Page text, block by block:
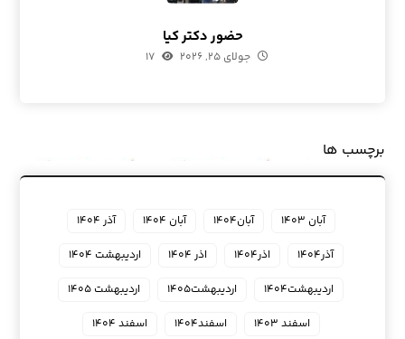
حضور دکتر کیا
جولای ۲۵, ۲۰۲۶ ۱۷
برچسب ها
آبان ۱۴۰۳ آبان۱۴۰۴ آبان ۱۴۰۴
آذر ۱۴۰۴
آذر۱۴۰۴
اذر۱۴۰۴ اذر ۱۴۰۴
اردیبهشت ۱۴۰۴
اردیبهشت۱۴۰۴
اردیبهشت۱۴۰۵
اردیبهشت ۱۴۰۵
اسفند ۱۴۰۳
اسفند۱۴۰۴
اسفند ۱۴۰۴